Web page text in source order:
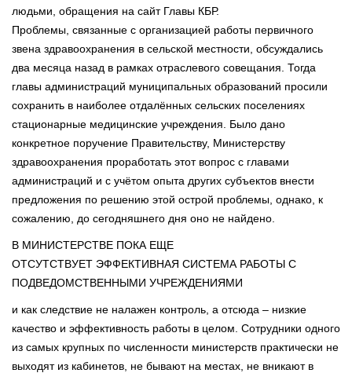
людьми, обращения на сайт Главы КБР.
Проблемы, связанные с организацией работы первичного
звена здравоохранения в сельской местности, обсуждались
два месяца назад в рамках отраслевого совещания. Тогда
главы администраций муниципальных образований просили
сохранить в наиболее отдалённых сельских поселениях
стационарные медицинские учреждения. Было дано
конкретное поручение Правительству, Министерству
здравоохранения проработать этот вопрос с главами
администраций и с учётом опыта других субъектов внести
предложения по решению этой острой проблемы, однако, к
сожалению, до сегодняшнего дня оно не найдено.
В МИНИСТЕРСТВЕ ПОКА ЕЩЕ
ОТСУТСТВУЕТ ЭФФЕКТИВНАЯ СИСТЕМА РАБОТЫ С
ПОДВЕДОМСТВЕННЫМИ УЧРЕЖДЕНИЯМИ
и как следствие не налажен контроль, а отсюда – низкие
качество и эффективность работы в целом. Сотрудники одного
из самых крупных по численности министерств практически не
выходят из кабинетов, не бывают на местах, не вникают в